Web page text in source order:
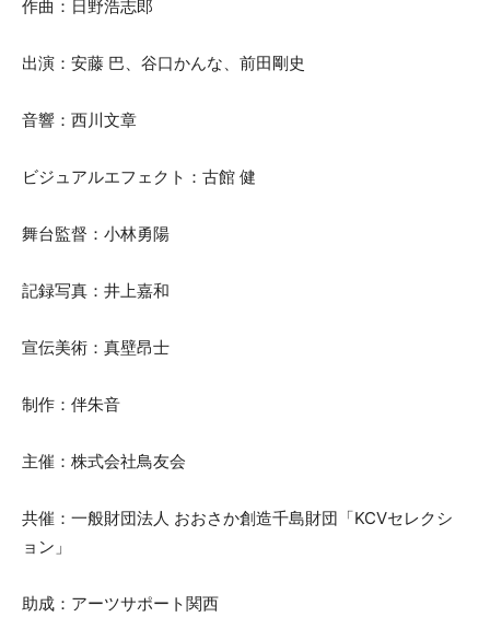
作曲：日野浩志郎
出演：安藤 巴、谷口かんな、前田剛史
音響：西川文章
ビジュアルエフェクト：古館 健
舞台監督：小林勇陽
記録写真：井上嘉和
宣伝美術：真壁昂士
制作：伴朱音
主催：株式会社鳥友会
共催：一般財団法人 おおさか創造千島財団「KCVセレクシ
ョン」
助成：アーツサポート関西